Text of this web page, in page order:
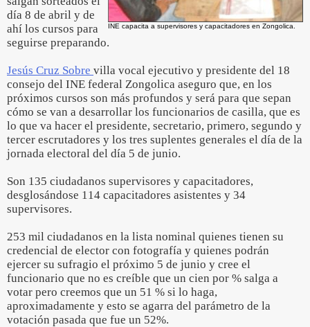
INE capacita a supervisores y capacitadores en Zongolica.
día 8 de abril y de
ahí los cursos para
seguirse preparando.
Jesús Cruz Sobre villa vocal ejecutivo y presidente del 18
consejo del INE federal Zongolica aseguro que, en los
próximos cursos son más profundos y será para que sepan
cómo se van a desarrollar los funcionarios de casilla, que es
lo que va hacer el presidente, secretario, primero, segundo y
tercer escrutadores y los tres suplentes generales el día de la
jornada electoral del día 5 de junio.
Son 135 ciudadanos supervisores y capacitadores,
desglosándose 114 capacitadores asistentes y 34
supervisores.
253 mil ciudadanos en la lista nominal quienes tienen su
credencial de elector con fotografía y quienes podrán
ejercer su sufragio el próximo 5 de junio y cree el
funcionario que no es creíble que un cien por % salga a
votar pero creemos que un 51 % si lo haga,
aproximadamente y esto se agarra del parámetro de la
votación pasada que fue un 52%.